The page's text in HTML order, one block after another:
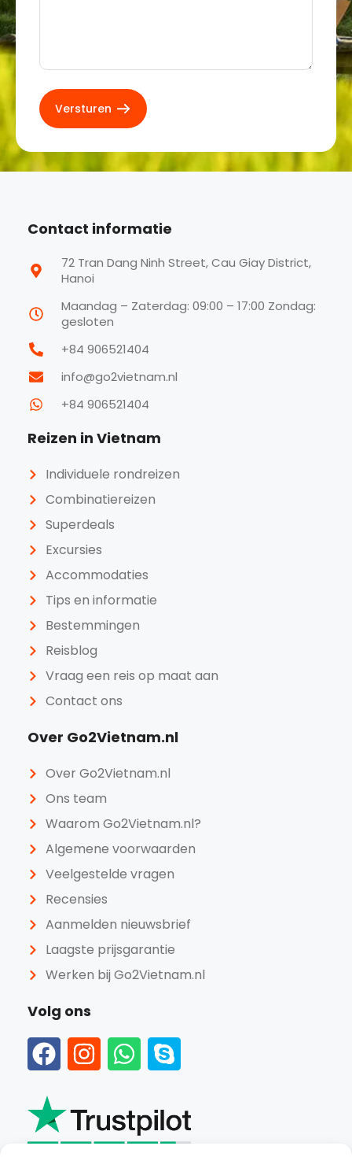
Contact informatie
72 Tran Dang Ninh Street, Cau Giay District,
Hanoi
Maandag – Zaterdag: 09:00 – 17:00 Zondag:
gesloten
+84 906521404
info@go2vietnam.nl
+84 906521404
Reizen in Vietnam
Individuele rondreizen
Combinatiereizen
Superdeals
Excursies
Accommodaties
Tips en informatie
Bestemmingen
Reisblog
Vraag een reis op maat aan
Contact ons
Over Go2Vietnam.nl
Over Go2Vietnam.nl
Ons team
Waarom Go2Vietnam.nl?
Algemene voorwaarden
Veelgestelde vragen
Recensies
Aanmelden nieuwsbrief
Laagste prijsgarantie
Werken bij Go2Vietnam.nl
Volg ons